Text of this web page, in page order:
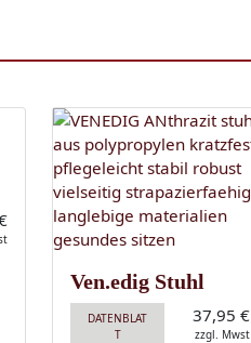
Ven.edig Stuhl
DATENBLAT
T
37,95 €
zzgl. Mwst